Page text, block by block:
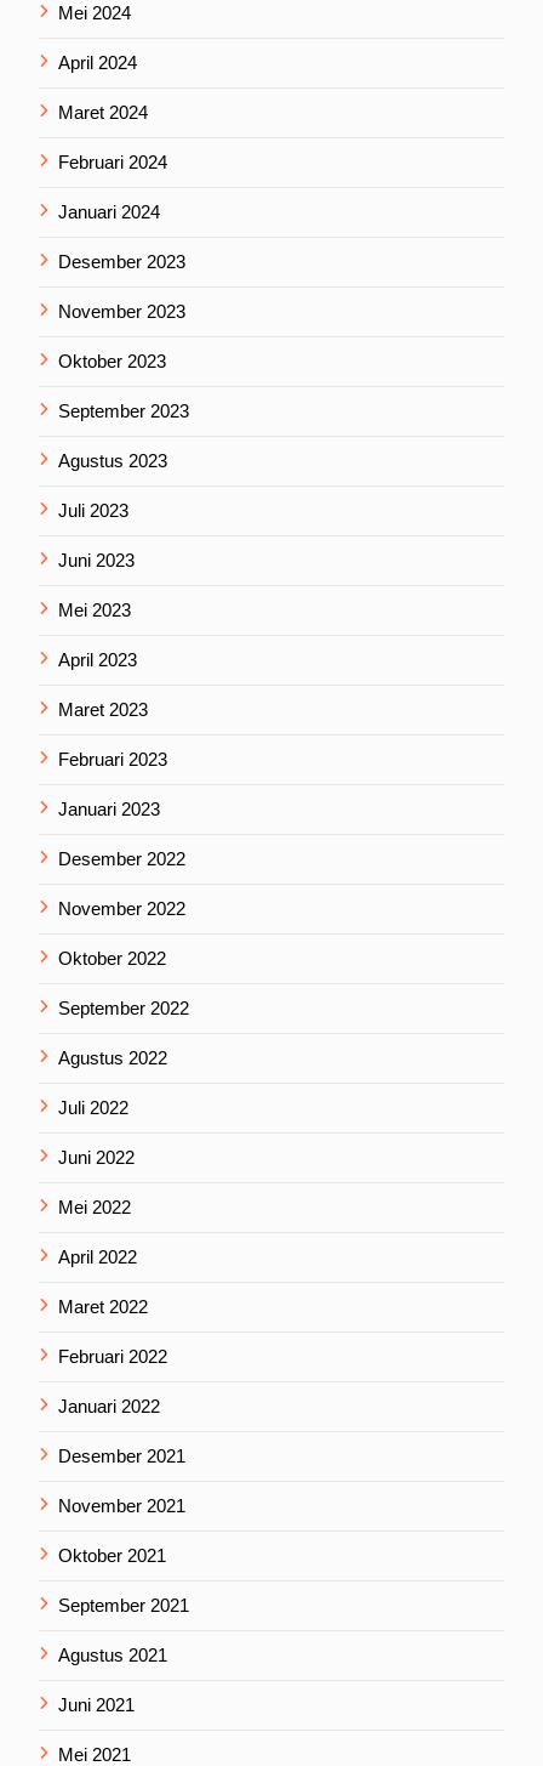
Mei 2024
April 2024
Maret 2024
Februari 2024
Januari 2024
Desember 2023
November 2023
Oktober 2023
September 2023
Agustus 2023
Juli 2023
Juni 2023
Mei 2023
April 2023
Maret 2023
Februari 2023
Januari 2023
Desember 2022
November 2022
Oktober 2022
September 2022
Agustus 2022
Juli 2022
Juni 2022
Mei 2022
April 2022
Maret 2022
Februari 2022
Januari 2022
Desember 2021
November 2021
Oktober 2021
September 2021
Agustus 2021
Juni 2021
Mei 2021